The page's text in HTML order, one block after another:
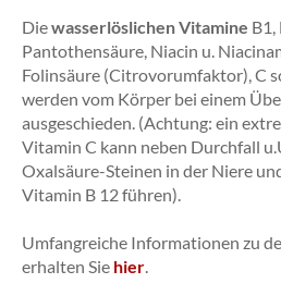
Diewasserlöslichen Vitamine B1,
Pantothensäure, Niacin u.
Folinsäure (Citrovorumfaktor), C
werden vom Körper bei einem
ausgeschieden. (Achtung: ein
Vitamin C kann neben Durchfall
Oxalsäure-Steinen in der Niere
Vitamin B 12 führen).
Umfangreiche Informationen zu
erhalten Sie hier.